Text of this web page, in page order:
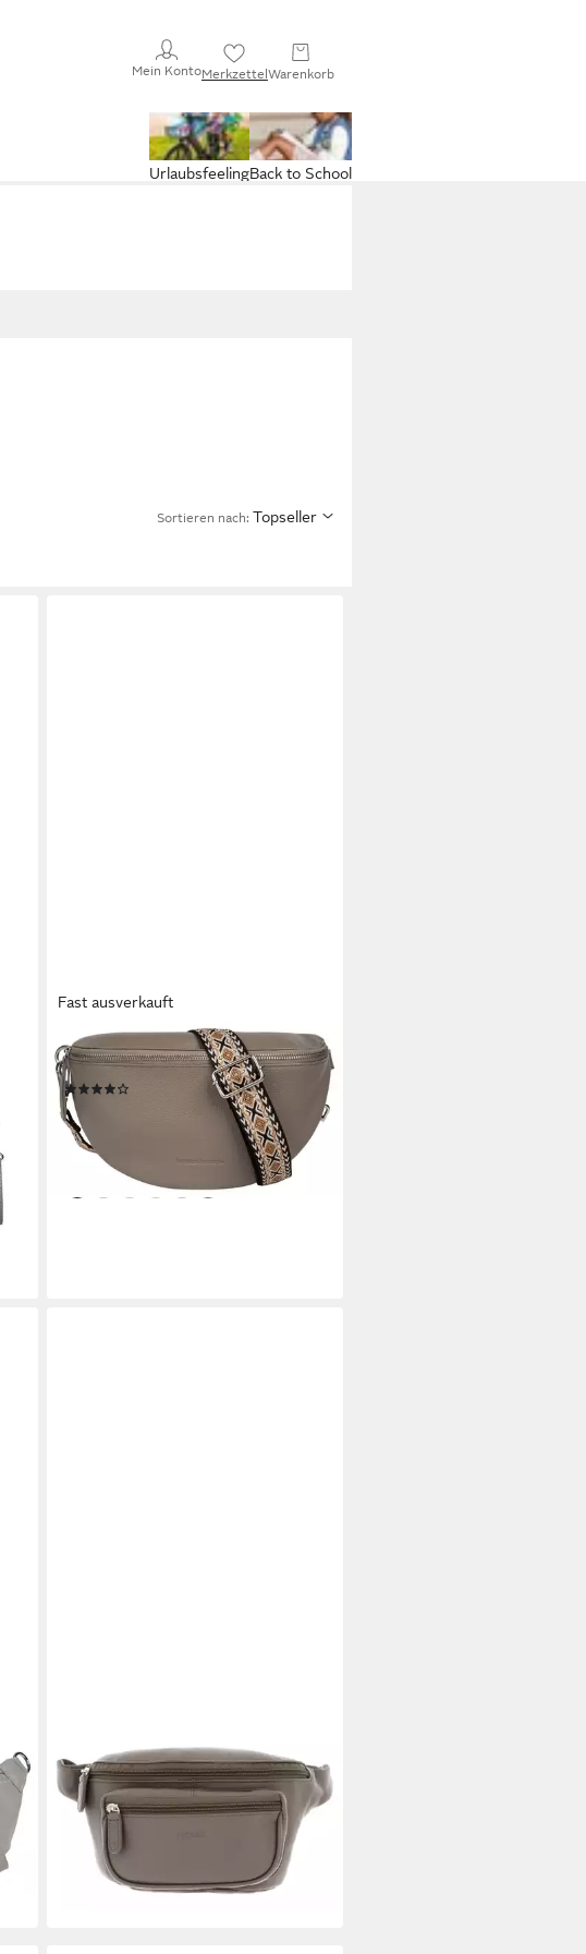
Mein KontoMerkzettelWarenkorb
Back to School
Urlaubsfeeling
Sortieren nach: Topseller
Fast ausverkauft
BRUNO BANANI
Gürteltasche, echt Leder
49,95 €
-44%
lieferbar - in 6-8 Werktagen bei dir
PICARD
Gürteltasche Belt Bag, aus echtem
Rindsleder
99,95 €
lieferbar - in 2-3 Werktagen bei dir